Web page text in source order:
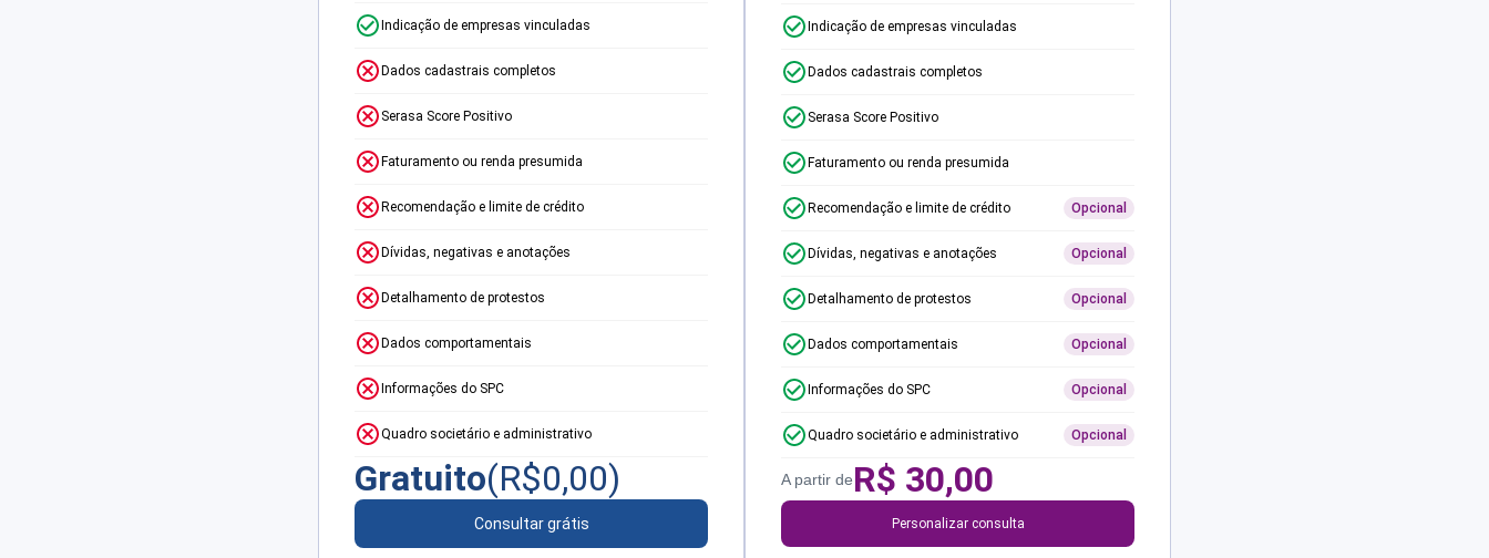
Indicação de empresas vinculadas
Dados cadastrais completos
Serasa Score Positivo
Faturamento ou renda presumida
Recomendação e limite de crédito
Dívidas, negativas e anotações
Detalhamento de protestos
Dados comportamentais
Informações do SPC
Quadro societário e administrativo
Gratuito(R$0,00)
Consultar grátis
Indicação de empresas vinculadas
Dados cadastrais completos
Serasa Score Positivo
Faturamento ou renda presumida
Recomendação e limite de crédito Opcional
Dívidas, negativas e anotações Opcional
Detalhamento de protestos Opcional
Dados comportamentais Opcional
Informações do SPC Opcional
Quadro societário e administrativo Opcional
A partir deR$ 30,00
Personalizar consulta